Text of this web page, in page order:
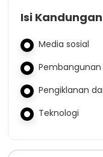
Isi Kandungan
Media sosial
Pengiklanan
Teknologi